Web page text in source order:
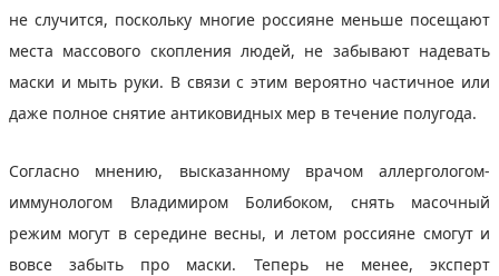
не случится, поскольку многие россияне меньше посещают
места массового скопления людей, не забывают надевать
маски и мыть руки. В связи с этим вероятно частичное или
даже полное снятие антиковидных мер в течение полугода.
Согласно мнению, высказанному врачом аллергологом-
иммунологом Владимиром Болибоком, снять масочный
режим могут в середине весны, и летом россияне смогут и
вовсе забыть про маски. Теперь не менее, эксперт